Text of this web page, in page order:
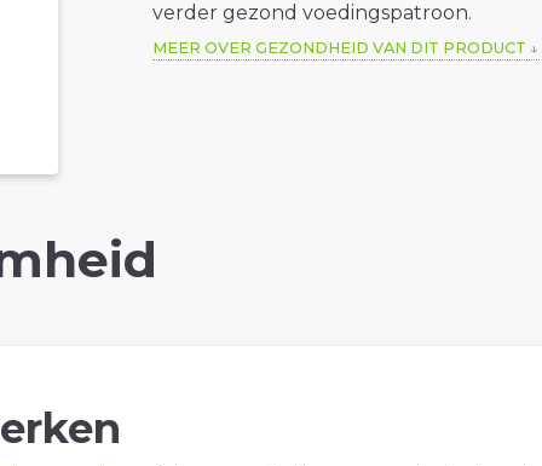
verder gezond voedingspatroon.
MEER OVER GEZONDHEID VAN DIT PRODUCT